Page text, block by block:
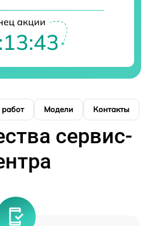
акции
Модели Контакты
сервис-